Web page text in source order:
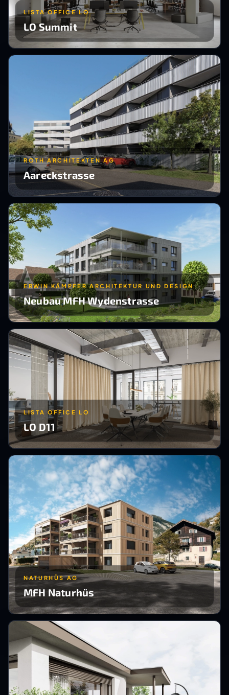
LISTA OFFICE LO
LO Summit
ROTH ARCHITEKTEN AG
Aareckstrasse
ERWIN KÄMPFER ARCHITEKTUR UND DESIGN
Neubau MFH Wydenstrasse
LISTA OFFICE LO
LO D11
NATURHÜS AG
MFH Naturhüs